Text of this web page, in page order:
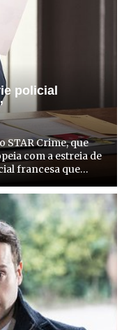
policial
STAR Crime, que
com a estreia de
francesa que
mesma hora.